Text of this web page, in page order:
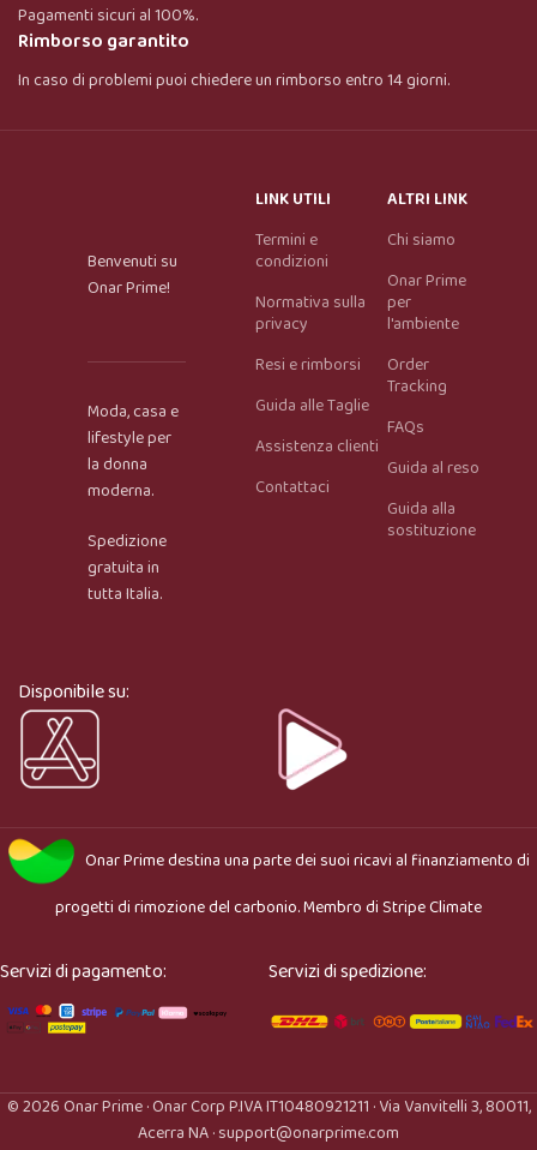
Onar AI Assistant
Pagamenti sicuri al 100%.
Rimborso garantito
In caso di problemi puoi chiedere un rimborso entro 14 giorni.
Benvenuti su
Onar Prime!
Moda, casa e
lifestyle per
la donna
moderna.
Spedizione
gratuita in
tutta Italia.
LINK UTILI
Termini e
condizioni
Normativa sulla
privacy
Resi e rimborsi
Guida alle Taglie
Assistenza clienti
Contattaci
ALTRI LINK
Chi siamo
Onar Prime
per
l'ambiente
Order
Tracking
FAQs
Guida al reso
Guida alla
sostituzione
Disponibile su:
Onar Primedestina una parte dei suoi ricavi al finanziamento di
progetti di rimozione del carbonio. Membro diStripe Climate
Servizi di pagamento: Servizi di spedizione:
© 2026 Onar Prime · Onar Corp P.IVA IT10480921211 · Via Vanvitelli 3, 80011,
Acerra NA · support@onarprime.com